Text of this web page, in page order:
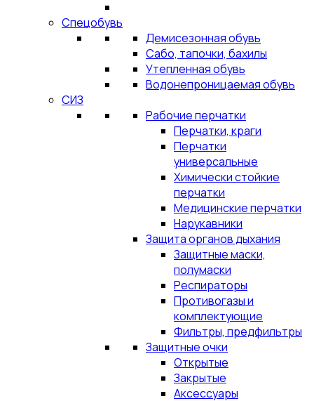
Спецобувь
Демисезонная обувь
Сабо, тапочки, бахилы
Утепленная обувь
Водонепроницаемая обувь
СИЗ
Рабочие перчатки
Перчатки, краги
Перчатки
универсальные
Химически стойкие
перчатки
Медицинские перчатки
Нарукавники
Защита органов дыхания
Защитные маски,
полумаски
Респираторы
Противогазы и
комплектующие
Фильтры, предфильтры
Защитные очки
Открытые
Закрытые
Аксессуары